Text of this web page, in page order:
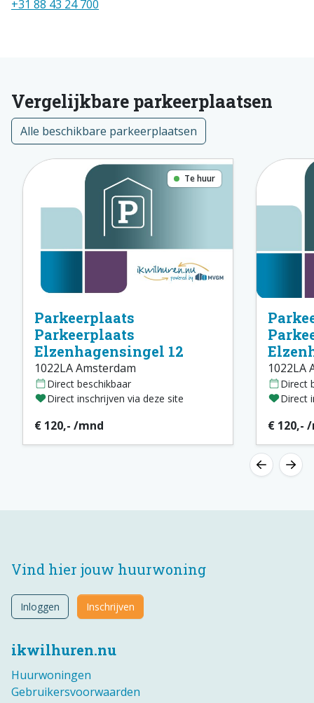
+31 88 43 24 700
Vergelijkbare parkeerplaatsen
Alle beschikbare parkeerplaatsen
Te huur
Parkeerplaats
Parkeerplaats
Elzenhagensingel 12
1022LA Amsterdam
Direct beschikbaar
Direct inschrijven via deze site
€ 120,- /mnd
1022LA
Direct
Direct
€ 120,-
ikwilhuren.nu
Huurwoningen
Gebruikersvoorwaarden
Vind hier jouw huurwoning
Inloggen Inschrijven